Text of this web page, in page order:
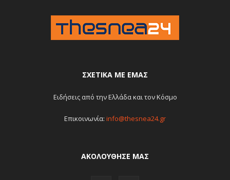
ΣΧΕΤΙΚΆ ΜΕ ΕΜΆΣ
Ειδήσεις από την Ελλάδα και τον Κόσμο
Επικοινωνία: info@thesnea24.gr
ΑΚΟΛΟΥΘΗΣΕ ΜΑΣ